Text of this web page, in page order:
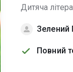
Дитяча
Зелений
Повний